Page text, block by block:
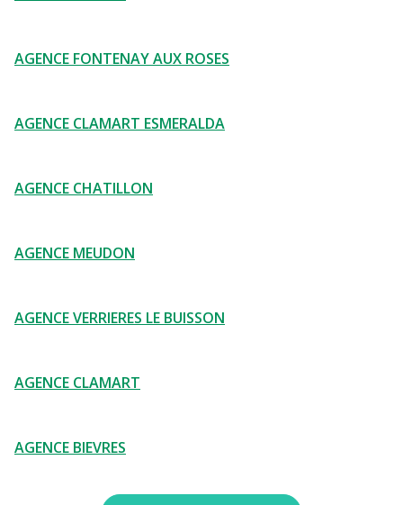
AGENCE FONTENAY AUX ROSES
AGENCE CLAMART ESMERALDA
AGENCE CHATILLON
AGENCE MEUDON
AGENCE VERRIERES LE BUISSON
AGENCE CLAMART
AGENCE BIEVRES